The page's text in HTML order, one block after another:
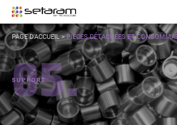
Aller au contenu
VOUS
ÊTES
ICI :
PAGE D'ACCUEIL>PIÈCES DÉTACHÉES ET
05.
SUPPORT
Panneau de gestion des cookies